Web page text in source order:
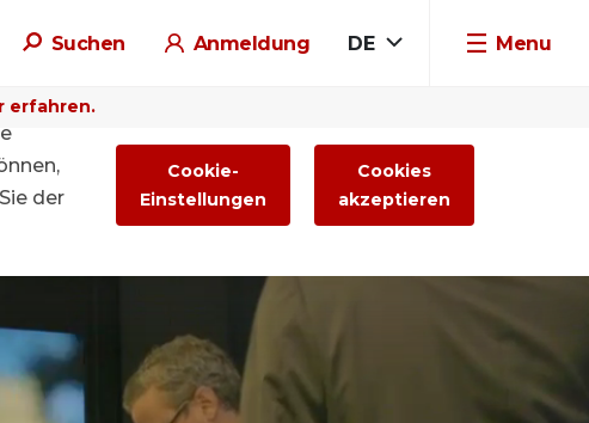
Suchen Anmeldung DE Menu
erfahren.
der
Cookie-
Einstellungen
Cookies
akzeptieren